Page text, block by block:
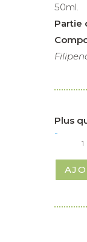
50ml.
Partie
Plus
quantité
des
près
-